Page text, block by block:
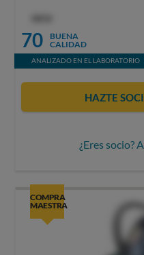
70
BUENA
CALIDAD
ANALIZADO EN EL LABORATORIO
HAZTE
¿Eres socio?
COMPRA
MAESTRA